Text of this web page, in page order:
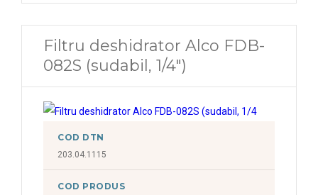
Filtru deshidrator Alco FDB-
082S (sudabil, 1/4")
COD DTN
203.04.1115
COD PRODUS